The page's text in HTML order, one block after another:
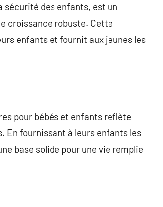
sécurité des enfants, est un
croissance robuste. Cette
enfants et fournit aux jeunes les
pour bébés et enfants reflète
En fournissant à leurs enfants les
base solide pour une vie remplie